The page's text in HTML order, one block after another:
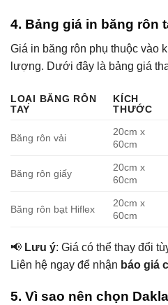
4. Bảng giá in băng rôn
Giá in băng rôn phụ thuộc vào
lượng. Dưới đây là bảng giá
LOẠI BĂNG RÔN
TAY
KÍCH
THƯỚC
Băng rôn vải
20cm x
60cm
Băng rôn giấy
20cm x
60cm
Băng rôn bạt Hiflex
20cm x
60cm
📢 Lưu ý: Giá có thể thay đổi
Liên hệ ngay để nhận báo giá
5. Vì sao nên chọn